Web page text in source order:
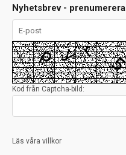
Nyhetsbrev - prenumerera
Kod från Captcha-bild:
Läs våra villkor